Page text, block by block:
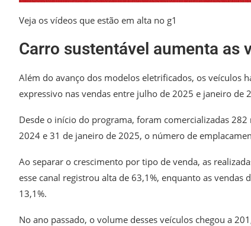
Veja os vídeos que estão em alta no g1
Carro sustentável aumenta as
Além do avanço dos modelos eletrificados, os veículos
expressivo nas vendas entre julho de 2025 e janeiro
Desde o início do programa, foram comercializadas
2024 e 31 de janeiro de 2025, o número de
Ao separar o crescimento por tipo de venda, as
esse canal registrou alta de 63,1%, enquanto as
13,1%.
No ano passado, o volume desses veículos chegou a